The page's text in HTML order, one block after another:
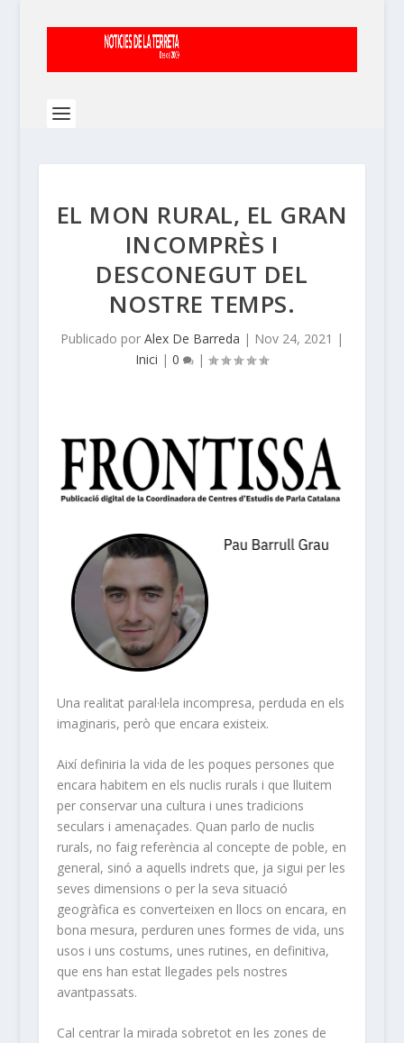
EL MON RURAL, EL GRAN
INCOMPRÈS I
DESCONEGUT DEL
NOSTRE TEMPS.
Publicado por Alex De Barreda | Nov 24, 2021 |
Inici |0 |
Una realitat paral·lela incompresa, perduda en els
imaginaris, però que encara existeix.
Així definiria la vida de les poques persones que
encara habitem en els nuclis rurals i que lluitem
per conservar una cultura i unes tradicions
seculars i amenaçades. Quan parlo de nuclis
rurals, no faig referència al concepte de poble, en
general, sinó a aquells indrets que, ja sigui per les
seves dimensions o per la seva situació
geogràfica es converteixen en llocs on encara, en
bona mesura, perduren unes formes de vida, uns
usos i uns costums, unes rutines, en definitiva,
que ens han estat llegades pels nostres
avantpassats.
Cal centrar la mirada sobretot en les zones de